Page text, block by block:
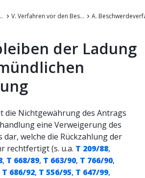
des Europäischen Patentamts V. Verfahren vor den Beschwerdekammern A.
der Ladung
die Nichtgewährung des Antrags
eine Verweigerung des
dar, welche die Rückzahlung der
rechtfertigt (s. u.a. T 209/88,
, T 668/89, T 663/90, T 766/90,
T 686/92, T 556/95, T 647/99,